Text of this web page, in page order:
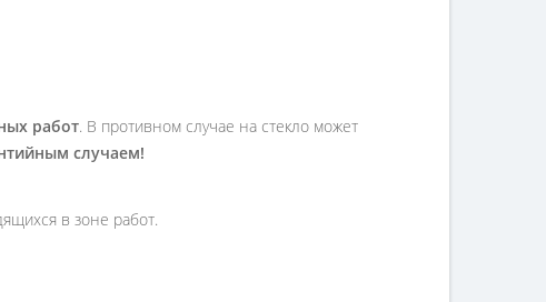
работ. В противном случае на стекло может
случаем!
в зоне работ.